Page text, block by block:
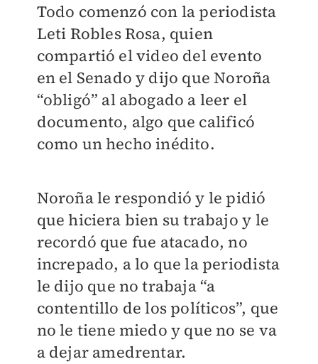
Todo comenzó con la periodista
Leti Robles Rosa, quien
compartió el video del evento
en el Senado y dijo que Noroña
“obligó” al abogado a leer el
documento, algo que calificó
como un hecho inédito.
Noroña le respondió y le pidió
que hiciera bien su trabajo y le
recordó que fue atacado, no
increpado, a lo que la periodista
le dijo que no trabaja “a
contentillo de los políticos”, que
no le tiene miedo y que no se va
a dejar amedrentar.